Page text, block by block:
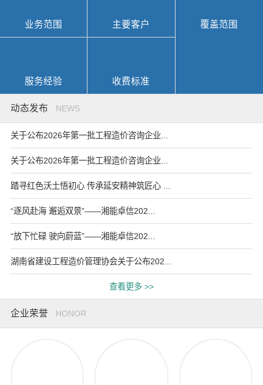
业务范围 主要客户 覆盖范围
服务经验 收费标准
动态发布 NEWS
关于公布2026年第一批工程造价咨询企业...
关于公布2026年第一批工程造价咨询企业...
踏寻红色沃土悟初心 传承延安精神筑匠心 ...
“逐风赴海 邂逅双景”——湘能卓信202...
“放下忙碌 驶向蔚蓝”——湘能卓信202...
湖南省建设工程造价管理协会关于公布202...
查看更多 >>
企业荣誉 HONOR